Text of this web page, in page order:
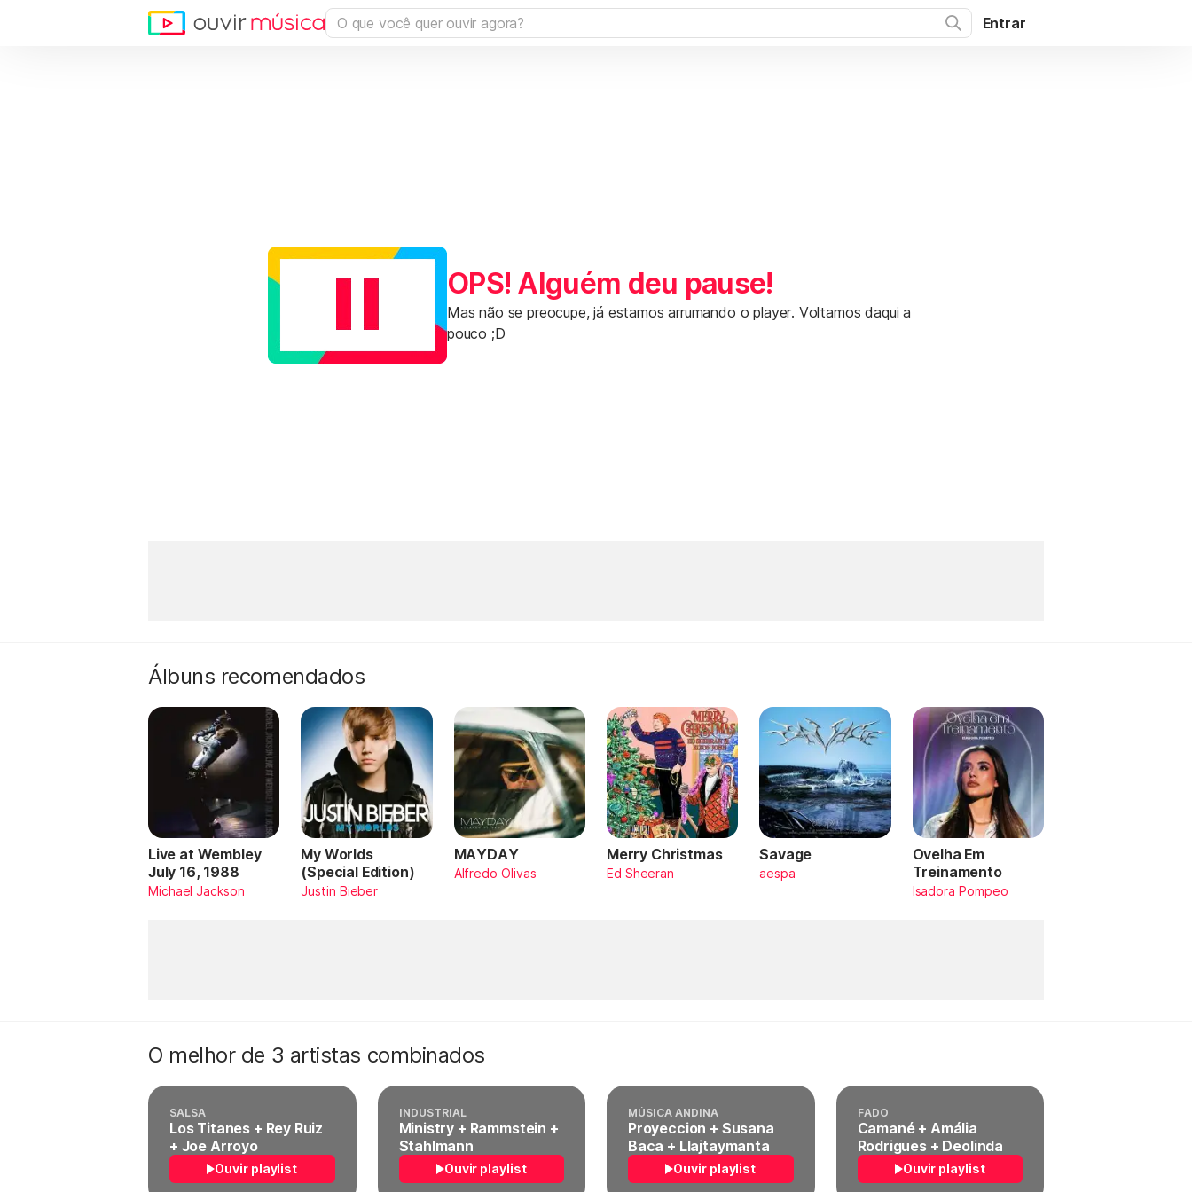
Entrar
OPS! Alguém deu pause!
Mas não se preocupe, já estamos arrumando o player. Voltamos daqui a
pouco ;D
Álbuns recomendados
Live at Wembley
July 16, 1988
Michael Jackson
My Worlds
(Special Edition)
Justin Bieber
MAYDAY
Alfredo Olivas
Merry Christmas
Ed Sheeran
Savage
aespa
Ovelha Em
Treinamento
Isadora Pompeo
O melhor de 3 artistas combinados
SALSA
Los Titanes + Rey Ruiz
+ Joe Arroyo
Ouvir playlist
INDUSTRIAL
Ministry + Rammstein +
Stahlmann
Ouvir playlist
MÚSICA ANDINA
Proyeccion + Susana
Baca + Llajtaymanta
Ouvir playlist
FADO
Camané + Amália
Rodrigues + Deolinda
Ouvir playlist